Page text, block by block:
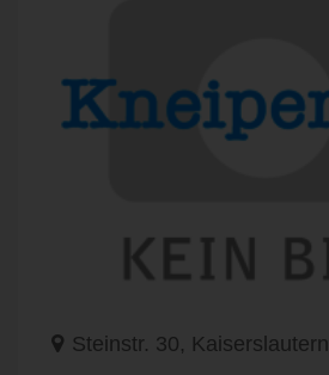
Steinstr. 30, Kaiserslautern